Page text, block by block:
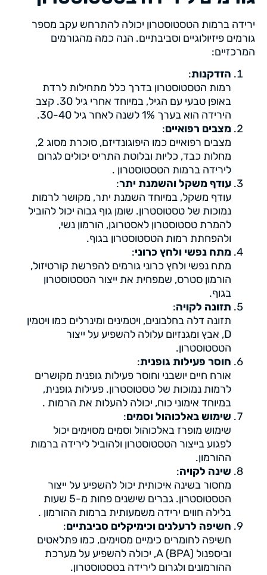
ירידה ברמות הטסטוסטרון יכולה להתרחש עקב מספר
גורמים פיזיולוגיים וסביבתיים. הנה כמה מהגורמים
המרכזיים:
הזדקנות:
רמות הטסטוסטרון בדרך כלל מתחילות לרדת
באופן טבעי עם הגיל, במיוחד אחרי גיל 30. קצב
הירידה הוא בערך 1% לשנה לאחר גיל 30-40​.
מצבים רפואיים:
מצבים רפואיים כמו היפוגונדיזם, סוכרת מסוג 2,
מחלות כבד, כליות ובלוטת התריס יכולים לגרום
לירידה ברמות הטסטוסטרון .
עודף משקל והשמנת יתר:
עודף משקל, במיוחד השמנת יתר, מקושר לרמות
נמוכות של טסטוסטרון. שומן גוף גבוה יכול להוביל
להמרת טסטוסטרון לאסטרוגן, הורמון נשי,
ולהפחתת רמות הטסטוסטרון בגוף​.
מתח נפשי ולחץ כרוני:
מתח נפשי ולחץ כרוני גורמים להפרשת קורטיזול,
הורמון סטרס, שמפחית את ייצור הטסטוסטרון
בגוף​​.
תזונה לקויה:
תזונה דלה בחלבונים, ויטמינים ומינרלים כמו ויטמין
D, אבץ ומגנזיום עלולה להשפיע על ייצור
הטסטוסטרון.
חוסר פעילות גופנית:
אורח חיים יושבני וחוסר פעילות גופנית מקושרים
לרמות נמוכות של טסטוסטרון. פעילות גופנית,
במיוחד אימוני כוח, יכולה להעלות את הרמות .
שימוש באלכוהול וסמים:
שימוש מופרז באלכוהול וסמים מסוימים יכול
לפגוע בייצור הטסטוסטרון ולהוביל לירידה ברמות
ההורמון​​.
שינה לקויה:
מחסור בשינה איכותית יכול להשפיע על ייצור
הטסטוסטרון. גברים שישנים פחות מ-5 שעות
בלילה חווים ירידה משמעותית ברמות ההורמון .
חשיפה לרעלנים וכימיקלים סביבתיים:
חשיפה לחומרים כימיים מסוימים, כמו פתלאטים
וביספנול A (BPA), יכולה להשפיע על מערכת
ההורמונים ולגרום לירידה בטסטוסטרון​.